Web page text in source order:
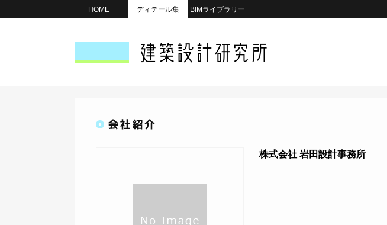
HOME ディテール集 BIMライブラリー
株式会社 岩田設計事務所